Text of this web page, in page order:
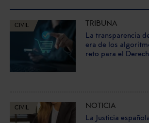
CIVIL
TRIBUNA
La transparencia
era de los
reto para el
CIVIL
NOTICIA
La Justicia